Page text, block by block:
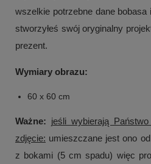
wszelkie potrzebne dane bobasa
stworzyłeś swój oryginalny
prezent.
Wymiary obrazu:
60 x 60 cm
Ważne: jeśli wybierają
zdjęcie: umieszczane jest ono
z bokami (5 cm spadu) więc